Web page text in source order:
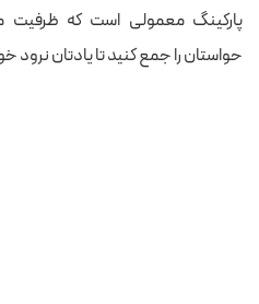
پارکینگ معمولی است که ظرفیت
حواستان را جمع کنید تا یادتان نرود